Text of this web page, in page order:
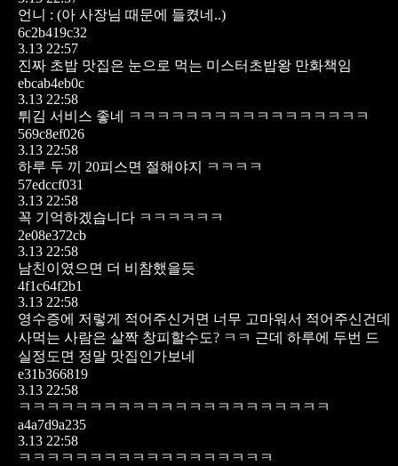
언니 : (아 사장님 때문에 들켰네..)
6c2b419c32
3.13 22:57
진짜 초밥 맛집은 눈으로 먹는 미스터초밥왕 만화책임
ebcab4eb0c
3.13 22:58
튀김 서비스 좋네 ㅋㅋㅋㅋㅋㅋㅋㅋㅋㅋㅋㅋㅋㅋㅋㅋㅋ
569c8ef026
3.13 22:58
하루 두 끼 20피스면 절해야지 ㅋㅋㅋㅋ
57edccf031
3.13 22:58
꼭 기억하겠습니다 ㅋㅋㅋㅋㅋㅋ
2e08e372cb
3.13 22:58
남친이였으면 더 비참했을듯
4f1c64f2b1
3.13 22:58
영수증에 저렇게 적어주신거면 너무 고마워서 적어주신건데
사먹는 사람은 살짝 창피할수도? ㅋㅋ 근데 하루에 두번 드
실정도면 정말 맛집인가보네
e31b366819
3.13 22:58
ㅋㅋㅋㅋㅋㅋㅋㅋㅋㅋㅋㅋㅋㅋㅋㅋㅋㅋㅋㅋㅋㅋ
a4a7d9a235
3.13 22:58
ㅋㅋㅋㅋㅋㅋㅋㅋㅋㅋㅋㅋㅋㅋㅋㅋㅋㅋ